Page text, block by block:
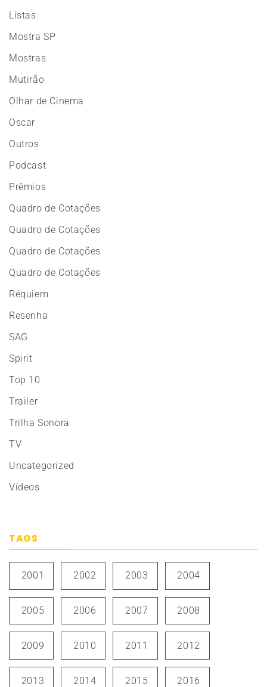
Listas
Mostra SP
Mostras
Mutirão
Olhar de Cinema
Oscar
Outros
Podcast
Prêmios
Quadro de Cotações
Quadro de Cotações
Quadro de Cotações
Quadro de Cotações
Réquiem
Resenha
SAG
Spirit
Top 10
Trailer
Trilha Sonora
TV
Uncategorized
Vídeos
TAGS
2001 2002 2003 2004
2005 2006 2007 2008
2009 2010 2011 2012
2013 2014 2015 2016